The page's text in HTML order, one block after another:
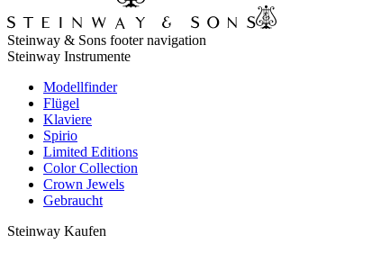
Steinway & Sons footer navigation
Steinway Instrumente
Modellfinder
Flügel
Klaviere
Spirio
Limited Editions
Color Collection
Crown Jewels
Gebraucht
Steinway Kaufen